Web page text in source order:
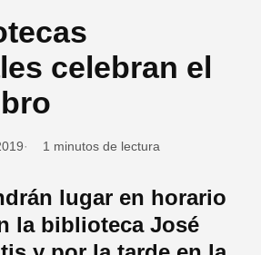
celebran el
1 minutos de lectura
lugar en horario
la biblioteca José